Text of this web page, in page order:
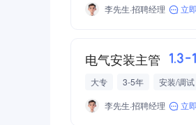
李先生·招聘经理
立
电气安装主管 1.3-
大专 3-5年 安装/调试
李先生·招聘经理
立